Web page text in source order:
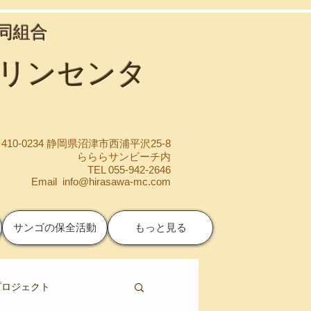
組合
ンセンタ
0234 静岡県沼津市西浦平沢25-8
らららサンビーチ内
TEL 055-942-2646
Email info@hirasawa-mc.com
サンゴの保全活動 もっと見る
ジェクト